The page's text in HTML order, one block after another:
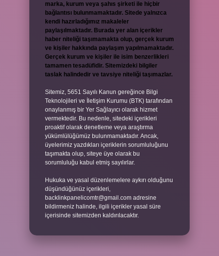
marka, kurum veya şahıs şirketi ile hiçbir
bağlantısı bulunmamaktadır. Sitede yalnızca
kendi hazırladığımız makaleler
paylaşılmaktadır. Burada yer alan içerikler
haber niteliği taşımamakta olup, gerçek kurum
ve kişiler hakkında paylaşım yapılmamaktadır.
Gerçek kurum ve kişiler ile isim benzerlikleri
tamamen tesadüfidir. Sitemizdeki bilgiler
taslak halindedir ve tavsiye niteliği taşımazlar.
Sitemiz, 5651 Sayılı Kanun gereğince Bilgi
Teknolojileri ve İletişim Kurumu (BTK) tarafından
onaylanmış bir Yer Sağlayıcı olarak hizmet
vermektedir. Bu nedenle, sitedeki içerikleri
proaktif olarak denetleme veya araştırma
yükümlülüğümüz bulunmamaktadır. Ancak,
üyelerimiz yazdıkları içeriklerin sorumluluğunu
taşımakta olup, siteye üye olarak bu
sorumluluğu kabul etmiş sayılırlar.
Hukuka ve yasal düzenlemelere aykırı olduğunu
düşündüğünüz içerikleri,
backlinkpanelicomtr@gmail.com adresine
bildirmeniz halinde, ilgili içerikler yasal süre
içerisinde sitemizden kaldırılacaktır.